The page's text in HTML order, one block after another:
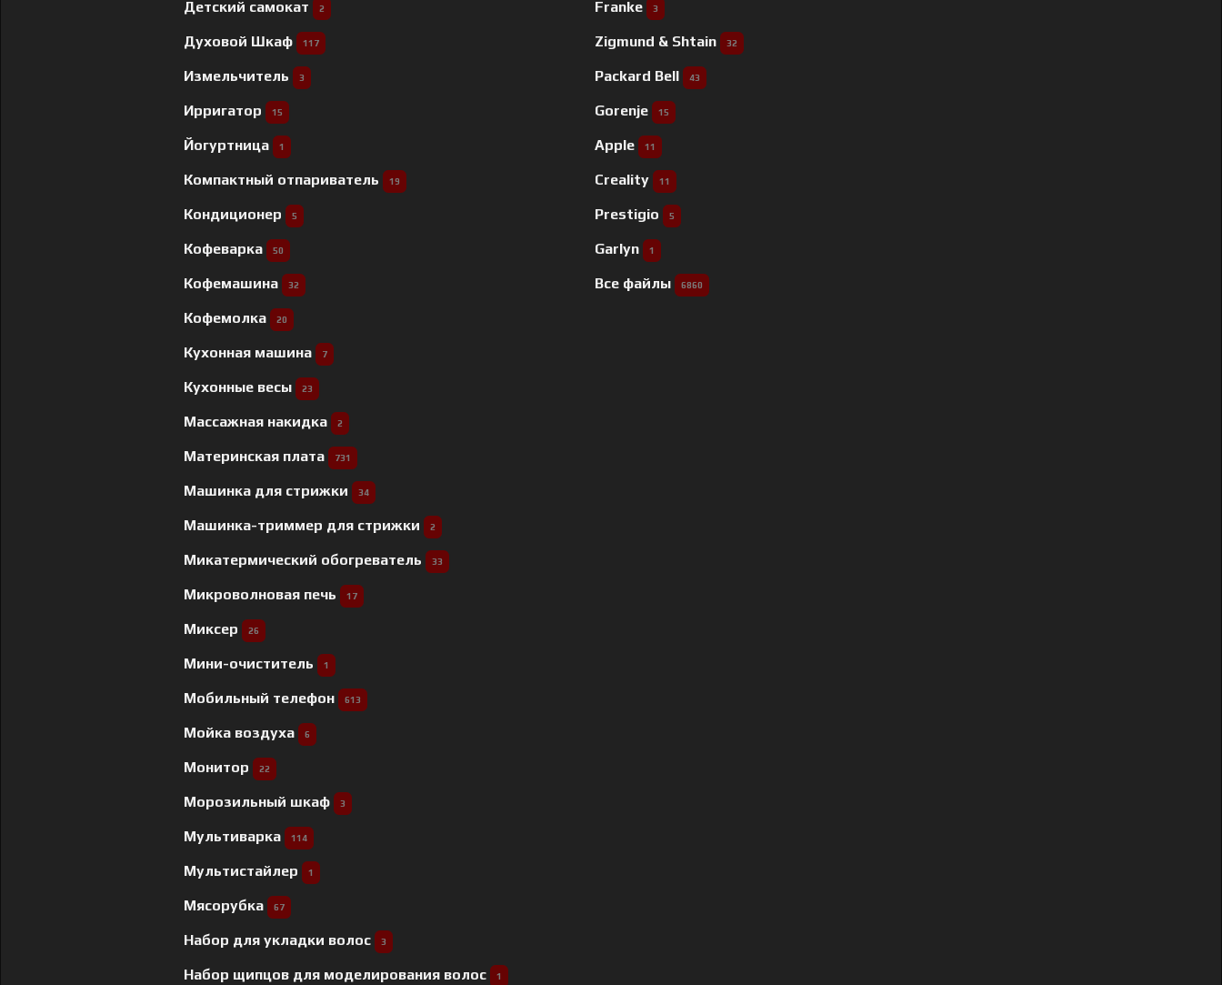
Детский самокат 2
Духовой Шкаф 117
Измельчитель 3
Ирригатор 15
Йогуртница 1
Компактный отпариватель 19
Кондиционер 5
Кофеварка 50
Кофемашина 32
Кофемолка 20
Кухонная машина 7
Кухонные весы 23
Массажная накидка 2
Материнская плата 731
Машинка для стрижки 34
Машинка-триммер для стрижки 2
Микатермический обогреватель 33
Микроволновая печь 17
Миксер 26
Мини-очиститель 1
Мобильный телефон 613
Мойка воздуха 6
Монитор 22
Морозильный шкаф 3
Мультиварка 114
Мультистайлер 1
Мясорубка 67
Набор для укладки волос 3
Набор щипцов для моделирования волос 1
Franke 3
Zigmund & Shtain 32
Packard Bell 43
Gorenje 15
Apple 11
Creality 11
Prestigio 5
Garlyn 1
Все файлы 6860